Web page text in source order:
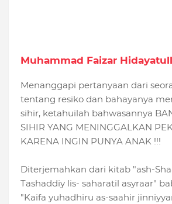
Muhammad Faizar
Menanggapi pertanyaan dari
tentang resiko dan bahayanya
sihir, ketahuilah bahwasannya
SIHIR YANG MENINGGALKAN
KARENA INGIN PUNYA ANAK !!!
Diterjemahkan dari kitab "ash-
Tashaddiy lis- saharatil asyraar"
"Kaifa yuhadhiru as-saahir